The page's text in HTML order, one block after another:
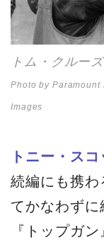
トム・クルー
Photo by
Images
トニー・スコ
続編にも携わ
てかなわず
『トップガ